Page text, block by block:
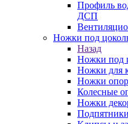
Профиль
ДСП
Ножки под
Назад
Ножки под
Ножки для
Ножки
Колесные
Ножки
Подпятники